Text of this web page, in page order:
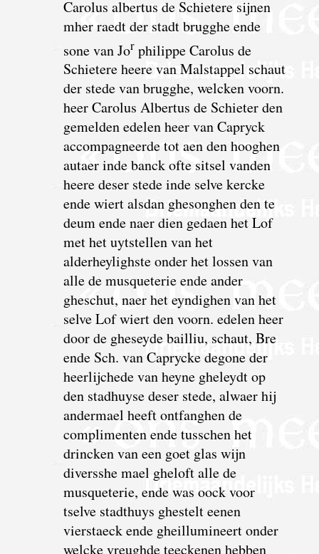
Carolus albertus de Schietere sijnen
mher raedt der stadt brugghe ende
sone van Jorphilippe Carolus de
Schietere heere van Malstappel schaut
der stede van brugghe, welcken voorn.
heer Carolus Albertus de Schieter den
gemelden edelen heer van Capryck
accompagneerde tot aen den hooghen
autaer inde banck ofte sitsel vanden
heere deser stede inde selve kercke
ende wiert alsdan ghesonghen den te
deum ende naer dien gedaen het Lof
met het uytstellen van het
alderheylighste onder het lossen van
alle de musqueterie ende ander
gheschut, naer het eyndighen van het
selve Lof wiert den voorn. edelen heer
door de gheseyde bailliu, schaut, Bre
ende Sch. van Caprycke degone der
heerlijchede van heyne gheleydt op
den stadhuyse deser stede, alwaer hij
andermael heeft ontfanghen de
complimenten ende tusschen het
drincken van een goet glas wijn
diversshe mael gheloft alle de
musqueterie, ende was oock voor
tselve stadthuys ghestelt eenen
vierstaeck ende gheillumineert onder
welcke vreughde teeckenen hebben